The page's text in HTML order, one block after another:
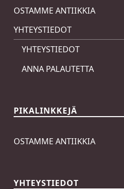
OSTAMME ANTIIKKIA
YHTEYSTIEDOT
YHTEYSTIEDOT
ANNA PALAUTETTA
PIKALINKKEJÄ
OSTAMME ANTIIKKIA
YHTEYSTIEDOT